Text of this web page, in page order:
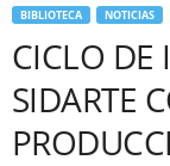
BIBLIOTECA NOTICIAS
CICLO DE
SIDARTE